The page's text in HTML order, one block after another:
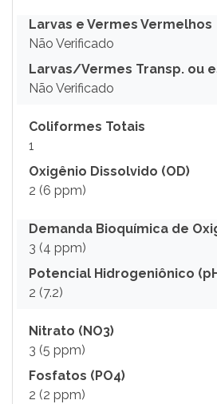
Larvas e Vermes Vermelhos
Não Verificado
Larvas/Vermes Transp. ou
Não Verificado
Coliformes Totais
1
Oxigênio Dissolvido (OD)
2 (6 ppm)
Demanda Bioquímica de
3 (4 ppm)
Potencial Hidrogeniônico
2 (7.2)
Nitrato (NO3)
3 (5 ppm)
Fosfatos (PO4)
2 (2 ppm)